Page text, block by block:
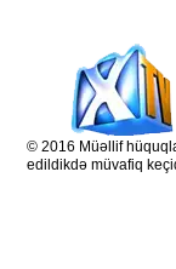
© 2016 Müəllif
edildikdə müvafiq